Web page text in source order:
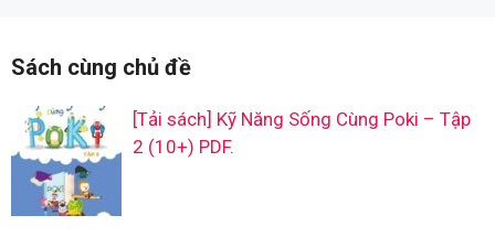
Sách cùng chủ đề
[Tải sách] Kỹ Năng Sống Cùng Poki – Tập
2 (10+) PDF.